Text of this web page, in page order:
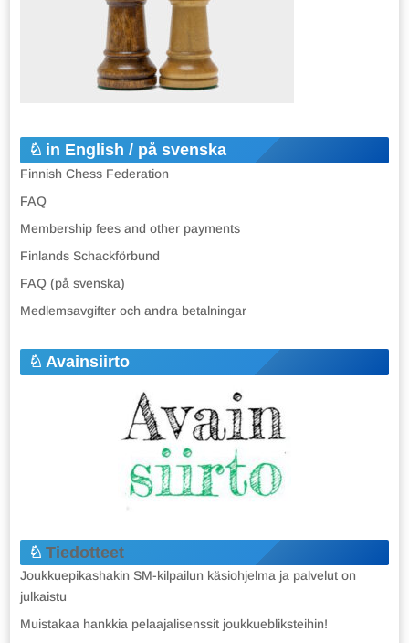
in English / på svenska
Finnish Chess Federation
FAQ
Membership fees and other payments
Finlands Schackförbund
FAQ (på svenska)
Medlemsavgifter och andra betalningar
Avainsiirto
Tiedotteet
Joukkuepikashakin SM-kilpailun käsiohjelma ja palvelut on
julkaistu
Muistakaa hankkia pelaajalisenssit joukkuebliksteihin!